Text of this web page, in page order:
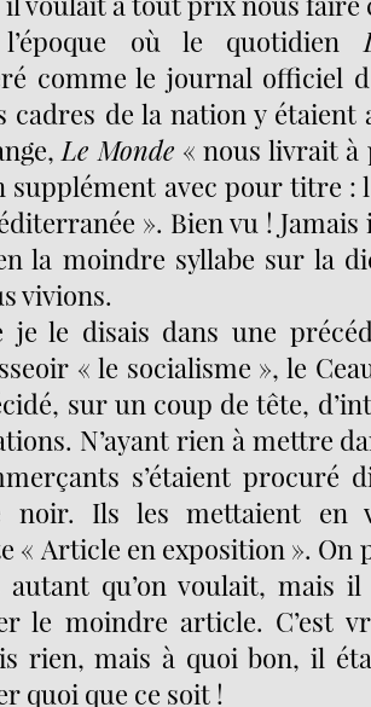
l’époque où le quotidien
comme le journal officiel
cadres de la nation y étaient
Le Monde« nous livrait à
supplément avec pour titre :
». Bien vu ! Jamais
la moindre syllabe sur la
vivions.
je le disais dans une
« le socialisme », le
sur un coup de tête,
N’ayant rien à mettre
s’étaient procuré
noir. Ils les mettaient en
« Article en exposition ». On
qu’on voulait, mais
le moindre article. C’est
rien, mais à quoi bon, il
quoi que ce soit !